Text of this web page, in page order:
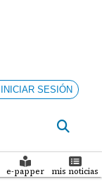
INICIAR SESIÓN
e-papper mis noticias